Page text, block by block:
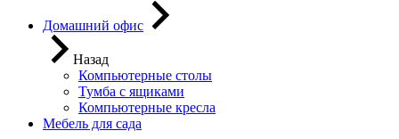
Домашний офис
Назад
Компьютерные столы
Тумба с ящиками
Компьютерные кресла
Мебель для сада